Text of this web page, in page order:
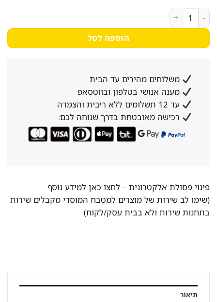
כמות של מכונת כביסה Bosch WAJ2406SPL ‏7 ‏ק"ג בוש
הוספה לסל
משלוחים מהירים עד הבית
מענה אנושי בטלפון ובווטסאפ
עד 12 תשלומים ללא ריבית והצמדה
רכישה מאובטחת בדרך שנוחה לכם:
פינוי פסולת אלקטרונית –לחצו כאן למידע נוסף
(שימו לב שירות של מוצרים למטבח המוסדי מקבלים שירות
בתחנות שירות ולא בבית עסק/לקוח)
תיאור